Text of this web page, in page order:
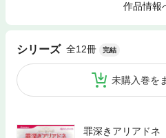
作品情報
シリーズ 全12冊 完結
未購入巻を
罪深きアリアドネ